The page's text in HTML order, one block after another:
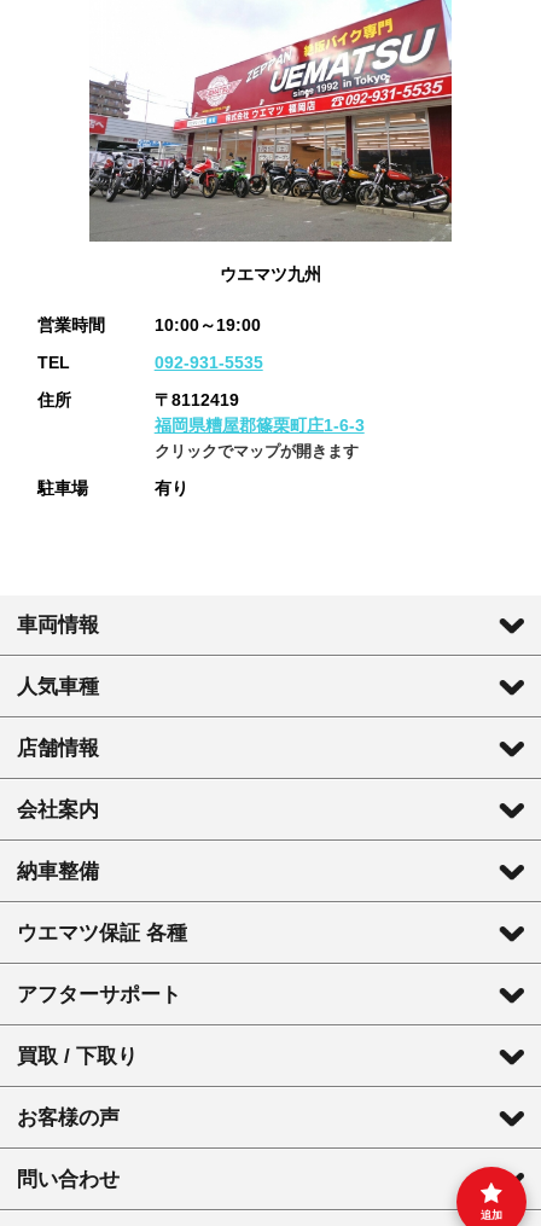
ウエマツ九州
営業時間
10:00～19:00
TEL
092-931-5535
住所
〒8112419
福岡県糟屋郡篠栗町庄1-6-3
クリックでマップが開きます
駐車場 有り
車両情報
人気車種
店舗情報
会社案内
納車整備
ウエマツ保証 各種
アフターサポート
買取 / 下取り
お客様の声
問い合わせ
追加